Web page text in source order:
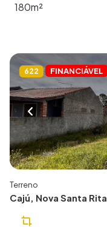
180m²
622 FINANCIÁVEL
Terreno
Cajú, Nova Santa Rita